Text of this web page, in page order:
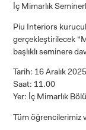
İç Mimarlık
Piu Interiors
gerçekleştirilecek
başlıklı seminere
Tarih: 16 Aralık
Saat: 11.00
Yer: İç Mimarlık
Tüm öğrencilerimiz